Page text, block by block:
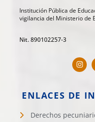
Institución Pública de
vigilancia del Ministerio de
Nit. 890102257-3
ENLACES DE
Derechos